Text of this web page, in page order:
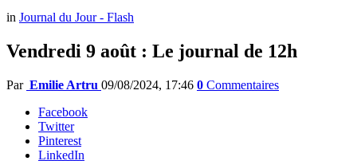
in Journal du Jour - Flash
Vendredi 9 août : Le journal de 12h
Par Emilie Artru 09/08/2024, 17:46 0 Commentaires
Facebook
Twitter
Pinterest
LinkedIn